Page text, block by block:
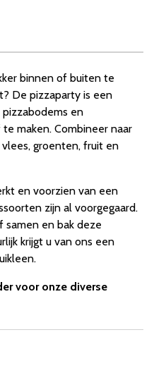
binnen of buiten te
De pizzaparty is een
en
maken. Combineer naar
groenten, fruit en
en voorzien van een
zijn al voorgegaard.
samen en bak deze
krijgt u van ons een
voor onze diverse